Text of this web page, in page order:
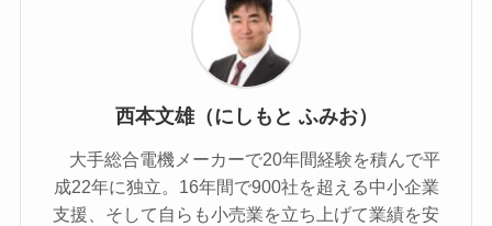
西本文雄（にしもと ふみお）
大手総合電機メーカーで20年間経験を積んで平
成22年に独立。16年間で900社を超える中小企業
支援、そして自らも小売業を立ち上げて業績を安